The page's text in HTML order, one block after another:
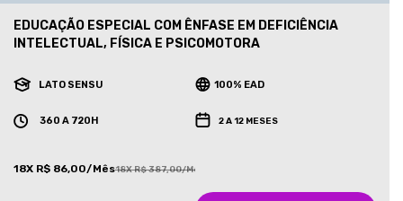
EDUCAÇÃO ESPECIAL COM ÊNFASE EM DEFICIÊNCIA
INTELECTUAL, FÍSICA E PSICOMOTORA
LATO SENSU 100% EAD
360 A 720H 2 A 12 MESES
18X R$ 86,00/Mês18X R$ 387,00/Mês